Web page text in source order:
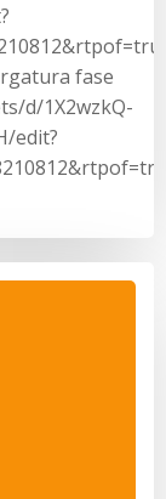
fase
d/1X2wzkQ-
edit?